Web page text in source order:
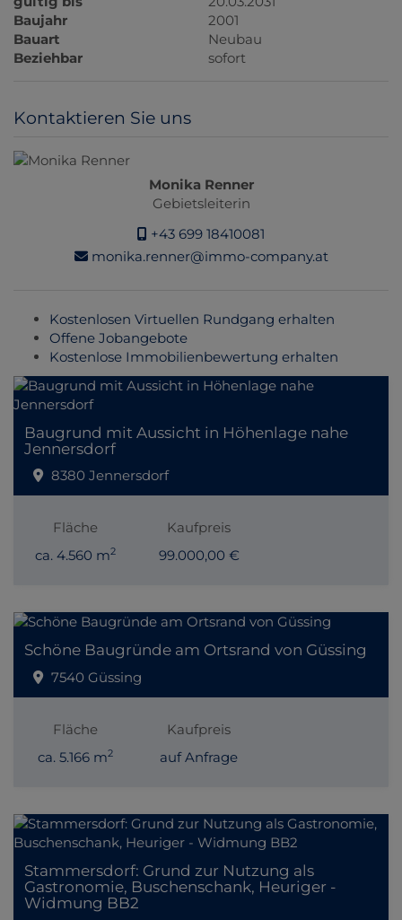
Baujahr
2001
Bauart
Neubau
Beziehbar
sofort
Kontaktieren Sie uns
Monika Renner
Gebietsleiterin
+43 699 18410081
monika.renner@immo-company.at
Kostenlosen Virtuellen Rundgang erhalten
Offene Jobangebote
Kostenlose Immobilienbewertung erhalten
Baugrund mit Aussicht in Höhenlage nahe
Jennersdorf
8380 Jennersdorf
Fläche
ca. 4.560 m2
Kaufpreis
99.000,00 €
Schöne Baugründe am Ortsrand von Güssing
7540 Güssing
Fläche
ca. 5.166 m2
Kaufpreis
auf Anfrage
Stammersdorf: Grund zur Nutzung als
Gastronomie, Buschenschank, Heuriger -
Widmung BB2